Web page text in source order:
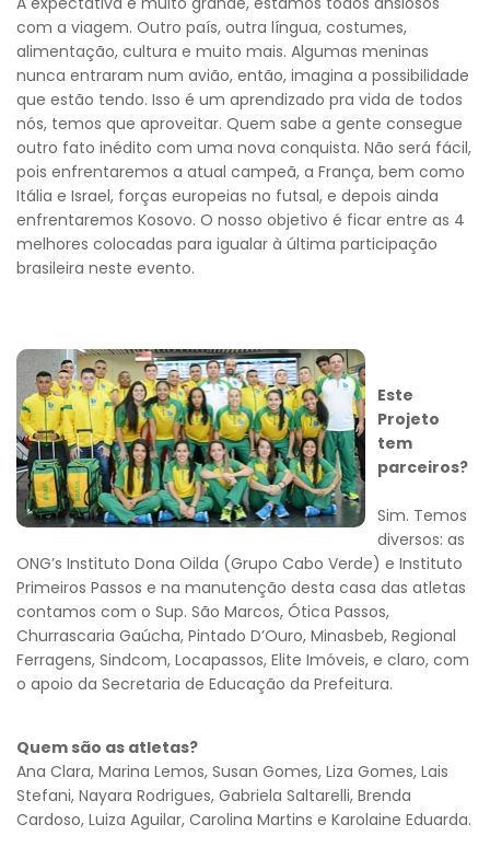
Voltar
com a viagem. Outro país, outra língua, costumes,
alimentação, cultura e muito mais. Algumas meninas
nunca entraram num avião, então, imagina a possibilidade
que estão tendo. Isso é um aprendizado pra vida de todos
nós, temos que aproveitar. Quem sabe a gente consegue
outro fato inédito com uma nova conquista. Não será fácil,
pois enfrentaremos a atual campeã, a França, bem como
Itália e Israel, forças europeias no futsal, e depois ainda
enfrentaremos Kosovo. O nosso objetivo é ficar entre as 4
melhores colocadas para igualar à última participação
brasileira neste evento.
Este
Projeto
tem
parceiros?
Sim. Temos
diversos: as
ONG’s Instituto Dona Oilda (Grupo Cabo Verde) e Instituto
Primeiros Passos e na manutenção desta casa das atletas
contamos com o Sup. São Marcos, Ótica Passos,
Churrascaria Gaúcha, Pintado D’Ouro, Minasbeb, Regional
Ferragens, Sindcom, Locapassos, Elite Imóveis, e claro, com
o apoio da Secretaria de Educação da Prefeitura.
Quem são as atletas?
Ana Clara, Marina Lemos, Susan Gomes, Liza Gomes, Lais
Stefani, Nayara Rodrigues, Gabriela Saltarelli, Brenda
Cardoso, Luiza Aguilar, Carolina Martins e Karolaine Eduarda.